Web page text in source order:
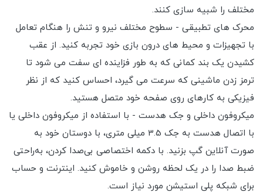
مختلف را شبیه سازی کنند.
محرک های تطبیقی - سطوح مختلف نیرو و تنش را هنگام تعامل
با تجهیزات و محیط های درون بازی خود تجربه کنید. از عقب
کشیدن یک بند کمانی که به طور فزاینده ای سفت می شود تا
ترمز زدن ماشینی که سرعت می گیرد، احساس کنید که از نظر
فیزیکی به کارهای روی صفحه خود متصل هستید.
میکروفون داخلی و جک هدست - با استفاده از میکروفون داخلی یا
با اتصال هدست به جک 3.5 میلی متری، با دوستان خود به
صورت آنلاین گپ بزنید. با دکمه اختصاصی بی‌صدا کردن، به‌راحتی
ضبط صدا را در یک لحظه روشن و خاموش کنید. اینترنت و حساب
برای شبکه پلی استیشن مورد نیاز است.